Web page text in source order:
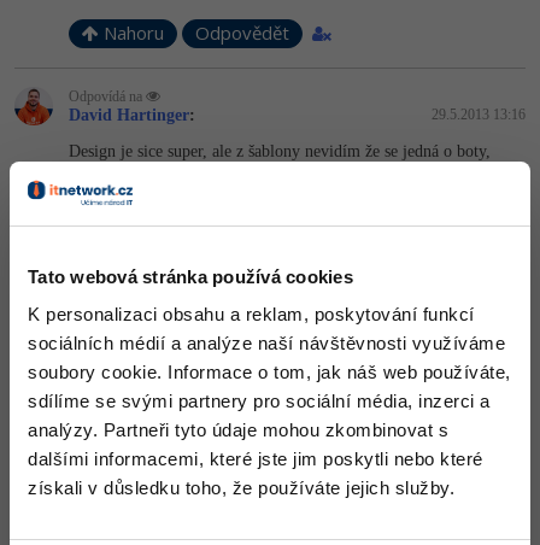
Tato webová stránka používá cookies
K personalizaci obsahu a reklam, poskytování funkcí
sociálních médií a analýze naší návštěvnosti využíváme
soubory cookie. Informace o tom, jak náš web používáte,
sdílíme se svými partnery pro sociální média, inzerci a
analýzy. Partneři tyto údaje mohou zkombinovat s
dalšími informacemi, které jste jim poskytli nebo které
získali v důsledku toho, že používáte jejich služby.
Nahoru Odpovědět
Odpovídá na
David Hartinger: 29.5.2013 13:16
Design je sice super, ale z šablony nevidím že se jedná o boty,
WordPressu. Do pozadí body bych dal třeba vlevo a vpravo velké
průhledné obrázky nějakých modelek, bota by se hodila i do
hlavičky, loga, nějak to tam zakomponovat, aby to mělo look and
Odpovědět
thauka: 30.5.2013 9:20
Nahoru Odpovědět